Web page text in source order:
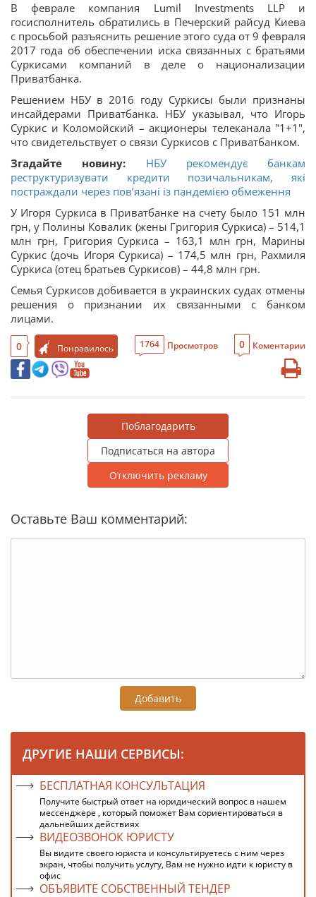
В феврале компания Lumil Investments LLP и
госисполнитель обратились в Печерский райсуд Киева
с просьбой разъяснить решение этого суда от 9 февраля
2017 года об обеспечении иска связанных с братьями
Суркисами компаний в деле о национализации
Приватбанка.
Решением НБУ в 2016 году Суркисы были признаны
инсайдерами Приватбанка. НБУ указывал, что Игорь
Суркис и Коломойский – акционеры телеканала "1+1",
что свидетельствует о связи Суркисов с Приватбанком.
Згадайте новину: НБУ рекомендує банкам
реструктуризувати кредити позичальникам, які
постраждали через пов’язані із пандемією обмеження
У Игоря Суркиса в Приватбанке на счету было 151 млн
грн, у Полины Ковалик (жены Григория Суркиса) – 514,1
млн грн, Григория Суркиса – 163,1 млн грн, Марины
Суркис (дочь Игоря Суркиса) – 174,5 млн грн, Рахмиля
Суркиса (отец братьев Суркисов) – 44,8 млн грн.
Семья Суркисов добивается в украинских судах отмены
решения о признании их связанными с банком
лицами.
0 Понравилось 1764 Просмотров 0 Коментарии
Поблагодарить
Подписаться на автора
Отключить рекламу
Оставьте Ваш комментарий:
Добавить
ДРУГИЕ НАШИ СЕРВИСЫ:
БЕСПЛАТНАЯ КОНСУЛЬТАЦИЯ
Получите быстрый ответ на юридический вопрос в нашем
мессенджере , который поможет Вам сориентироваться в
дальнейших действиях
ВИДЕОЗВОНОК ЮРИСТУ
Вы видите своего юриста и консультируетесь с ним через
экран, чтобы получить услугу, Вам не нужно идти к юристу в
офис
ОБЪЯВИТЕ СОБСТВЕННЫЙ ТЕНДЕР